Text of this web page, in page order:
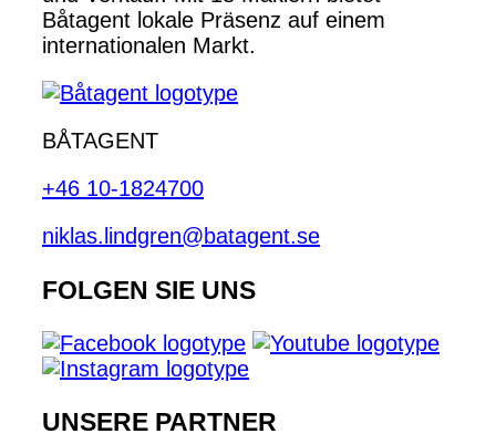
Båtagent lokale Präsenz auf einem
internationalen Markt.
BÅTAGENT
+46 10-1824700
niklas.lindgren@batagent.se
FOLGEN SIE UNS
UNSERE PARTNER